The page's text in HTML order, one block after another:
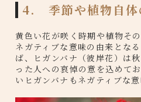
4. 季節や植物自体
黄色い花が咲く時期や植物そ
ネガティブな意味の由来とな
ば、ヒガンバナ（彼岸花）は
った人への哀悼の意を込めて
いヒガンバナもネガティブな